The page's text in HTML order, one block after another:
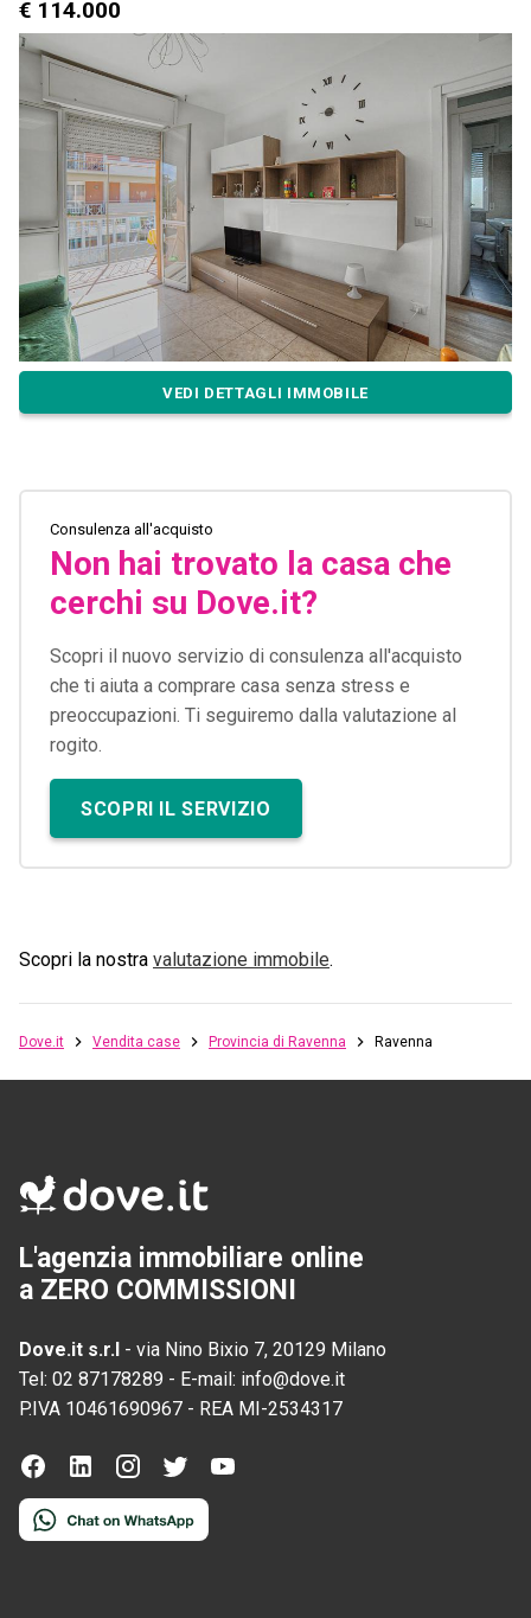
€ 114.000
VEDI DETTAGLI IMMOBILE
Consulenza all'acquisto
Non hai trovato la casa che
cerchi su Dove.it?
Scopri il nuovo servizio di consulenza all'acquisto
che ti aiuta a comprare casa senza stress e
preoccupazioni. Ti seguiremo dalla valutazione al
rogito.
SCOPRI IL SERVIZIO
Scopri la nostra valutazione immobile.
Dove.it Vendita case Provincia di Ravenna Ravenna
L'agenzia immobiliare online
a ZERO COMMISSIONI
Dove.it s.r.l - via Nino Bixio 7, 20129 Milano
Tel: 02 87178289 - E-mail: info@dove.it
P.IVA 10461690967 - REA MI-2534317